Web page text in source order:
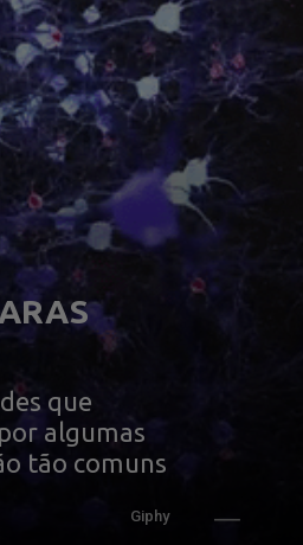
que
algumas
tão comuns
Giphy